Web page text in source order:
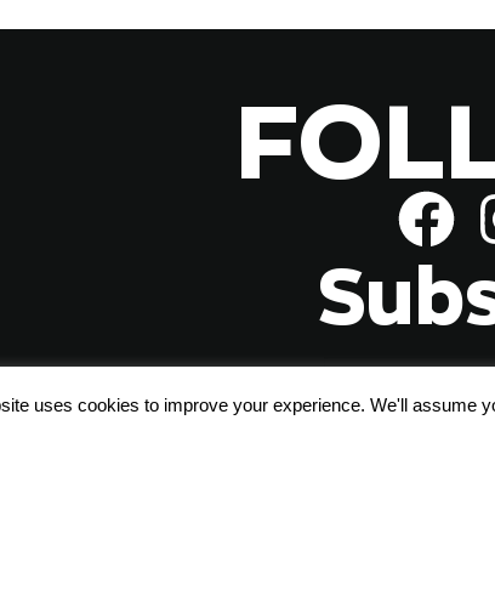
uses cookies to improve your experience. We'll assume